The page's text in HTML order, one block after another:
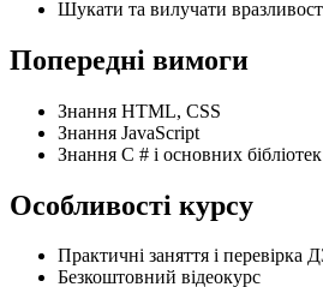
Шукати та вилучати
Попередні вимоги
Знання HTML, CSS
Знання JavaScript
Знання C # і основних
Особливості курсу
Практичні заняття і перевірка
Безкоштовний відеокурс